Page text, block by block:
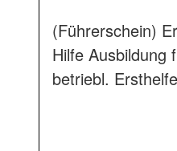
(Führerschein)
Hilfe Ausbildung
betriebl.